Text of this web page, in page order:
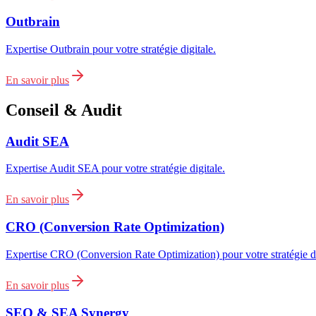
Outbrain
Expertise Outbrain pour votre stratégie digitale.
En savoir plus
Conseil & Audit
Audit SEA
Expertise Audit SEA pour votre stratégie digitale.
En savoir plus
CRO (Conversion Rate Optimization)
Expertise CRO (Conversion Rate Optimization) pour votre stratégie
En savoir plus
SEO & SEA Synergy